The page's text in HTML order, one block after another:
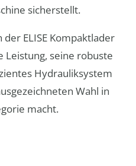
sicherstellt.
ELISE Kompaktlader
Leistung, seine robuste
Hydrauliksystem
Wahl in
macht.